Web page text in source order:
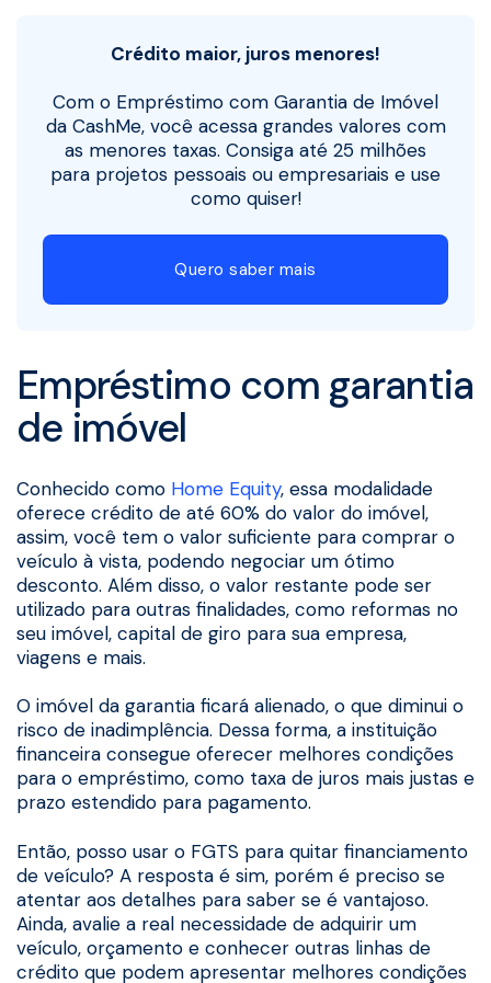
Crédito maior, juros menores!
Com o Empréstimo com Garantia de Imóvel
da CashMe, você acessa grandes valores com
as menores taxas. Consiga até 25 milhões
para projetos pessoais ou empresariais e use
como quiser!
Quero saber mais
Empréstimo com garantia
de imóvel
Conhecido como Home Equity, essa modalidade
oferece crédito de até 60% do valor do imóvel,
assim, você tem o valor suficiente para comprar o
veículo à vista, podendo negociar um ótimo
desconto. Além disso, o valor restante pode ser
utilizado para outras finalidades, como reformas no
seu imóvel, capital de giro para sua empresa,
viagens e mais.
O imóvel da garantia ficará alienado, o que diminui o
risco de inadimplência. Dessa forma, a instituição
financeira consegue oferecer melhores condições
para o empréstimo, como taxa de juros mais justas e
prazo estendido para pagamento.
Então, posso usar o FGTS para quitar financiamento
de veículo? A resposta é sim, porém é preciso se
atentar aos detalhes para saber se é vantajoso.
Ainda, avalie a real necessidade de adquirir um
veículo, orçamento e conhecer outras linhas de
crédito que podem apresentar melhores condições